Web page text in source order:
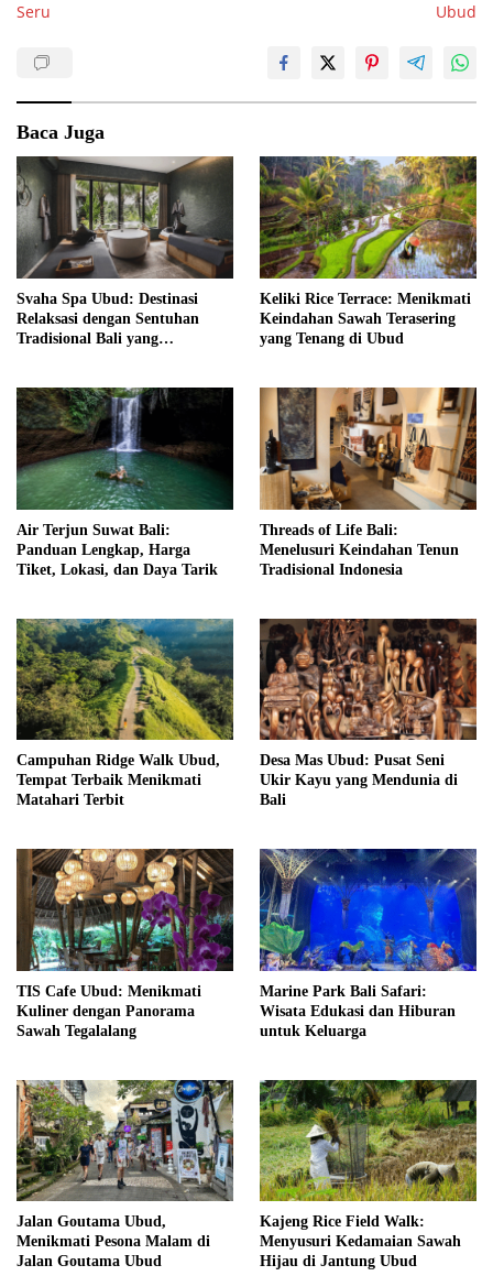
Seru
Ubud
Baca Juga
Svaha Spa Ubud: Destinasi
Relaksasi dengan Sentuhan
Tradisional Bali yang
Keliki Rice Terrace: Menikmati
Keindahan Sawah Terasering
yang Tenang di Ubud
Air Terjun Suwat Bali:
Panduan Lengkap, Harga
Tiket, Lokasi, dan Daya Tarik
Threads of Life Bali:
Menelusuri Keindahan Tenun
Tradisional Indonesia
Campuhan Ridge Walk Ubud,
Tempat Terbaik Menikmati
Matahari Terbit
Desa Mas Ubud: Pusat Seni
Ukir Kayu yang Mendunia di
Bali
TIS Cafe Ubud: Menikmati
Kuliner dengan Panorama
Sawah Tegalalang
Marine Park Bali Safari:
Wisata Edukasi dan Hiburan
untuk Keluarga
Jalan Goutama Ubud,
Menikmati Pesona Malam di
Jalan Goutama Ubud
Kajeng Rice Field Walk:
Menyusuri Kedamaian Sawah
Hijau di Jantung Ubud